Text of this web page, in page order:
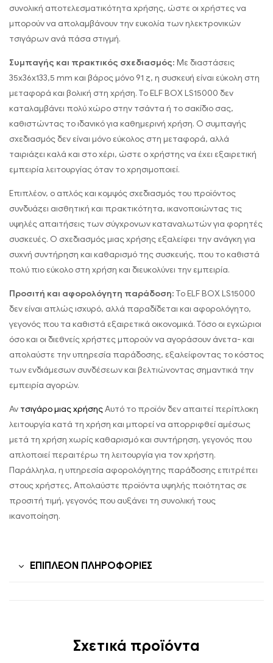
συνολική αποτελεσματικότητα χρήσης, ώστε οι χρήστες να
μπορούν να απολαμβάνουν την ευκολία των ηλεκτρονικών
τσιγάρων ανά πάσα στιγμή.
Συμπαγής και πρακτικός σχεδιασμός: Με διαστάσεις
35x36x133,5 mm και βάρος μόνο 91 ζ, η συσκευή είναι εύκολη στη
μεταφορά και βολική στη χρήση. Το ELF BOX LS15000 δεν
καταλαμβάνει πολύ χώρο στην τσάντα ή το σακίδιο σας,
καθιστώντας το ιδανικό για καθημερινή χρήση. Ο συμπαγής
σχεδιασμός δεν είναι μόνο εύκολος στη μεταφορά, αλλά
ταιριάζει καλά και στο χέρι, ώστε ο χρήστης να έχει εξαιρετική
εμπειρία λειτουργίας όταν το χρησιμοποιεί.
Επιπλέον, ο απλός και κομψός σχεδιασμός του προϊόντος
συνδυάζει αισθητική και πρακτικότητα, ικανοποιώντας τις
υψηλές απαιτήσεις των σύγχρονων καταναλωτών για φορητές
συσκευές. Ο σχεδιασμός μιας χρήσης εξαλείφει την ανάγκη για
συχνή συντήρηση και καθαρισμό της συσκευής, που το καθιστά
πολύ πιο εύκολο στη χρήση και διευκολύνει την εμπειρία.
Προσιτή και αφορολόγητη παράδοση: Το ELF BOX LS15000
δεν είναι απλώς ισχυρό, αλλά παραδίδεται και αφορολόγητο,
γεγονός που τα καθιστά εξαιρετικά οικονομικά. Τόσο οι εγχώριοι
όσο και οι διεθνείς χρήστες μπορούν να αγοράσουν άνετα- και
απολαύστε την υπηρεσία παράδοσης, εξαλείφοντας το κόστος
των ενδιάμεσων συνδέσεων και βελτιώνοντας σημαντικά την
εμπειρία αγορών.
Αν τσιγάρο μιας χρήσηςΑυτό το προϊόν δεν απαιτεί περίπλοκη
λειτουργία κατά τη χρήση και μπορεί να απορριφθεί αμέσως
μετά τη χρήση χωρίς καθαρισμό και συντήρηση, γεγονός που
απλοποιεί περαιτέρω τη λειτουργία για τον χρήστη.
Παράλληλα, η υπηρεσία αφορολόγητης παράδοσης επιτρέπει
στους χρήστες, Απολαύστε προϊόντα υψηλής ποιότητας σε
προσιτή τιμή, γεγονός που αυξάνει τη συνολική τους
ικανοποίηση.
ΕΠΙΠΛΈΟΝ ΠΛΗΡΟΦΟΡΊΕΣ
Σχετικά προϊόντα